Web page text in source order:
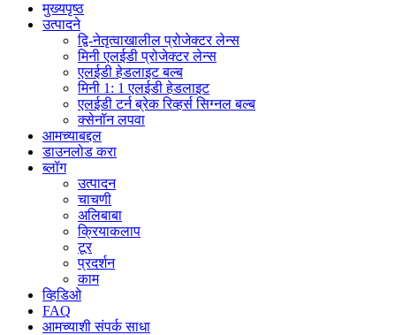
मुख्यपृष्ठ
उत्पादने
द्वि-नेतृत्वाखालील प्रोजेक्टर लेन्स
मिनी एलईडी प्रोजेक्टर लेन्स
एलईडी हेडलाइट बल्ब
मिनी 1: 1 एलईडी हेडलाइट
एलईडी टर्न ब्रेक रिव्हर्स सिग्नल बल्ब
क्सेनॉन लपवा
आमच्याबद्दल
डाउनलोड करा
ब्लॉग
उत्पादन
चाचणी
अलिबाबा
क्रियाकलाप
टूर
प्रदर्शन
काम
व्हिडिओ
FAQ
आमच्याशी संपर्क साधा